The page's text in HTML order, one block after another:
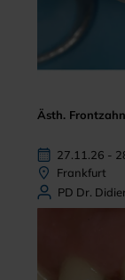
Ästh.
27.11.26 -
Frankfurt
PD Dr.